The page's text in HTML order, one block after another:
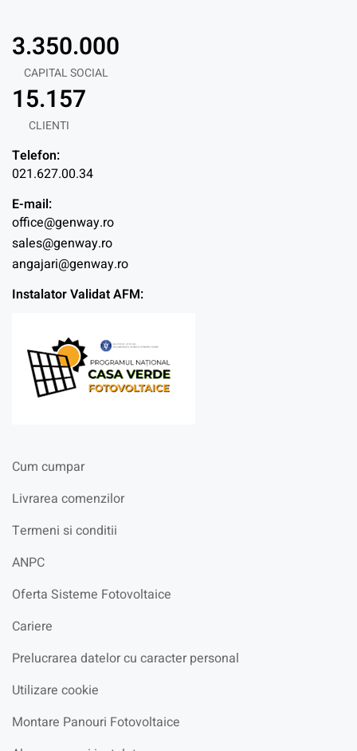
CAPITAL SOCIAL
3.350.000
CLIENTI
15.157
Telefon:
021.627.00.34
E-mail:
office@genway.ro
sales@genway.ro
angajari@genway.ro
Instalator Validat AFM:
Cum cumpar
Livrarea comenzilor
Termeni si conditii
ANPC
Oferta Sisteme Fotovoltaice
Cariere
Prelucrarea datelor cu caracter personal
Utilizare cookie
Montare Panouri Fotovoltaice